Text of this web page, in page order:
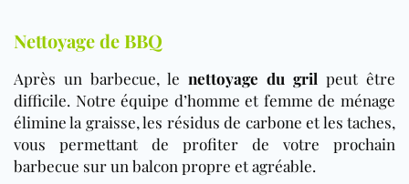
Nettoyage de BBQ
Après un barbecue, le nettoyage du gril peut être
difficile. Notre équipe d’homme et femme de ménage
élimine la graisse, les résidus de carbone et les taches,
vous permettant de profiter de votre prochain
barbecue sur un balcon propre et agréable.